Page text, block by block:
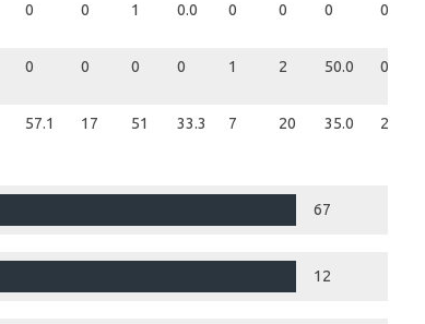
0 0 1 0.0 0 0 0 0
0 0 0 0 1 2 50.0 0
57.1 17 51 33.3 7 20 35.0 22
67
12